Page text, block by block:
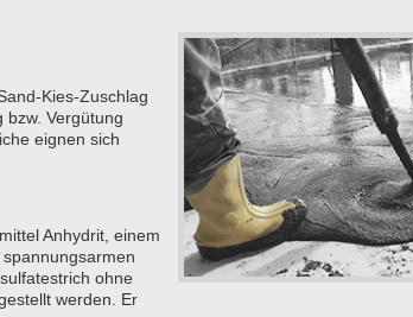
Kies-Zuschlag
Vergütung
eignen sich
Anhydrit, einem
ohne
werden. Er